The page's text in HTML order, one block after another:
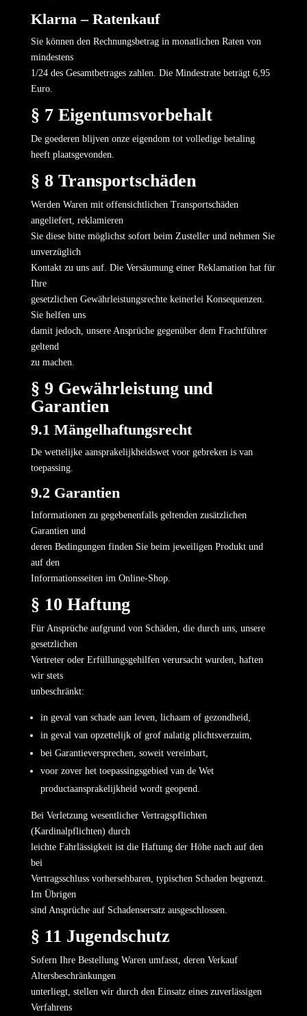
Klarna – Ratenkauf
Sie können den Rechnungsbetrag in monatlichen Raten von
mindestens
1/24 des Gesamtbetrages zahlen. Die Mindestrate beträgt 6,95
Euro.
§ 7 Eigentumsvorbehalt
De goederen blijven onze eigendom tot volledige betaling
heeft plaatsgevonden.
§ 8 Transportschäden
Werden Waren mit offensichtlichen Transportschäden
angeliefert, reklamieren
Sie diese bitte möglichst sofort beim Zusteller und nehmen Sie
unverzüglich
Kontakt zu uns auf. Die Versäumung einer Reklamation hat für
Ihre
gesetzlichen Gewährleistungsrechte keinerlei Konsequenzen.
Sie helfen uns
damit jedoch, unsere Ansprüche gegenüber dem Frachtführer
geltend
zu machen.
§ 9 Gewährleistung und
Garantien
9.1 Mängelhaftungsrecht
De wettelijke aansprakelijkheidswet voor gebreken is van
toepassing.
9.2 Garantien
Informationen zu gegebenenfalls geltenden zusätzlichen
Garantien und
deren Bedingungen finden Sie beim jeweiligen Produkt und
auf den
Informationsseiten im Online-Shop.
§ 10 Haftung
Für Ansprüche aufgrund von Schäden, die durch uns, unsere
gesetzlichen
Vertreter oder Erfüllungsgehilfen verursacht wurden, haften
wir stets
unbeschränkt:
in geval van schade aan leven, lichaam of gezondheid,
in geval van opzettelijk of grof nalatig plichtsverzuim,
bei Garantieversprechen, soweit vereinbart,
voor zover het toepassingsgebied van de Wet
productaansprakelijkheid wordt geopend.
Bei Verletzung wesentlicher Vertragspflichten
(Kardinalpflichten) durch
leichte Fahrlässigkeit ist die Haftung der Höhe nach auf den
bei
Vertragsschluss vorhersehbaren, typischen Schaden begrenzt.
Im Übrigen
sind Ansprüche auf Schadensersatz ausgeschlossen.
§ 11 Jugendschutz
Sofern Ihre Bestellung Waren umfasst, deren Verkauf
Altersbeschränkungen
unterliegt, stellen wir durch den Einsatz eines zuverlässigen
Verfahrens